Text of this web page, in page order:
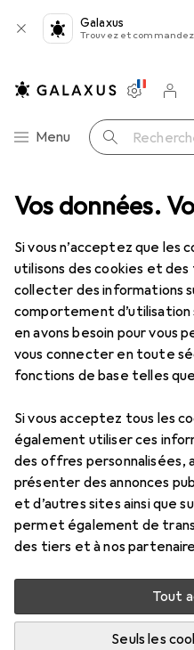
Vos données.
Si vous n’acceptez que les
utilisons des cookies et
collecter des informations
comportement
en avons besoin pour vous
vous connecter en toute
fonctions de base telles
Si vous acceptez tous les
également utiliser ces
des offres personnalisées,
présenter des annonces
et d’autres sites ainsi que
permet également de
des tiers et à nos
Tout
Seuls les
Galaxus
Trouvez et
Navigation par catégorie
Menu Recherche
Paramètres
Compte
Listes de
Listes
Panier
IT + multimédia
Déstockage